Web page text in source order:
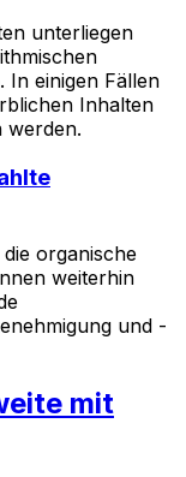
unterliegen
In einigen Fällen
Inhalten
werden.
organische
weiterhin
und -
mit